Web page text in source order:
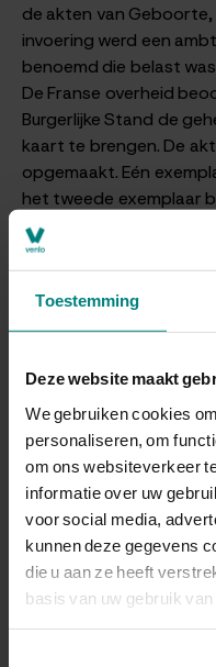
Toestemming
Deze website maakt
We gebruiken cookies
personaliseren, om
om ons websiteverkeer
informatie over uw
voor social media,
kunnen deze gegevens
die u aan ze heeft
basis van uw gebruik van
de akten van Geboorte,
invoering werd een
benoemd die belast
De Franse overheid
Burgerlijke Stand de
kaart te brengen. De
opgemaakt. Eén
het tweede exemplaar
Regionaal Historisch
(voorheen Rijksarchief).
Stand zijn een
onderzoek.
Bij de overbrenging van
acht genomen. Voor
overbrengingstermijn
75 jaar en voor
Geboorten
Doorzoek de
burgerlijke stand van
en Venlo.